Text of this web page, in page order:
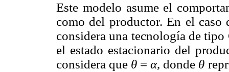
Este modelo asume el
como del productor. En el caso
considera una tecnología de
el estado estacionario del
considera que θ =α, donde θ